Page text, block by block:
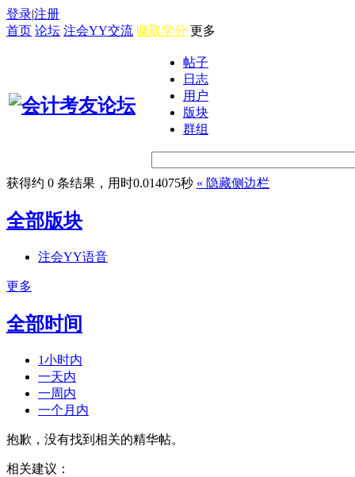
登录|注册
首页 论坛 注会YY交流 赚取学分 更多
帖子
日志
用户
版块
群组
获得约 0 条结果，用时0.014075秒 « 隐藏侧边栏
全部版块
注会YY语音
更多
全部时间
1小时内
一天内
一周内
一个月内
抱歉，没有找到相关的精华帖。
相关建议：